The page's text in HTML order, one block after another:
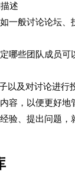
述
一般讨论论坛、
哪些团队成员可
以及对讨论进行
容，以便更好地
验、提出问题，